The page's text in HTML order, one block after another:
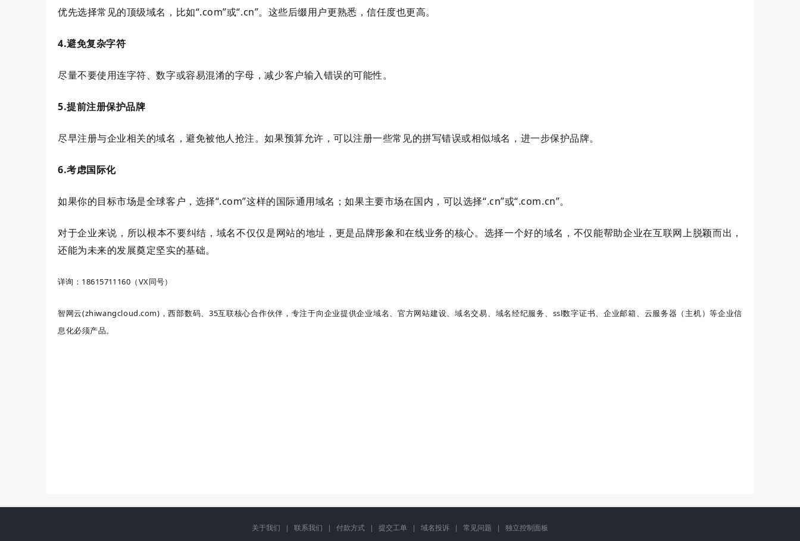
优先选择常见的顶级域名，比如“.com”或“.cn”。 这些后缀用户更熟悉，信任度也更高。
4.避免复杂字符
尽量不要使用连字符、数字或容易混淆的字母，减少客户输入错误的可能性。
5.提前注册保护品牌
尽早注册与企业相关的域名，避免被他人抢注。如果预算允许，可以注册一些常见的拼写错误或相似域名，进一步保护品牌。
6.考虑国际化
如果你的目标市场是全球客户，选择“.com”这样的国际通用域名；如果主要市场在国内，可以选择“.cn”或“.com.cn”。
对于企业来说，所以根本不要纠结，域名不仅仅是网站的地址，更是品牌形象和在线业务的核心。选择一个好的域名，不仅能帮助企业在互联网上脱颖而出，
还能为未来的发展奠定坚实的基础。
详询：18615711160（VX同号）
智网云(zhiwangcloud.com) ，西部数码、35互联核心合作伙伴，专注于向企业提供企业域名、官方网站建设、域名交易、域名经纪服务、ssl数字证书、企业邮箱、云服务器（主机）等企业信
息化必须产品。
关于我们 | 联系我们 | 付款方式 | 提交工单 | 域名投诉 | 常见问题 |
独立控制面板